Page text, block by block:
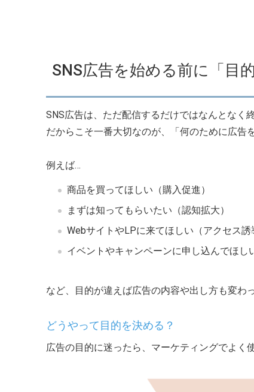
SNS広告を始める前に「目
SNS広告は、ただ配信するだけではなんとなく
だからこそ一番大切なのが、「何のために広告
例えば…
商品を買ってほしい（購入促進）
まずは知ってもらいたい（認知拡大）
WebサイトやLPに来てほしい（アクセス誘
イベントやキャンペーンに申し込んでほし
など、目的が違えば広告の内容や出し方も変わ
どうやって目的を決める？
広告の目的に迷ったら、マーケティングでよく